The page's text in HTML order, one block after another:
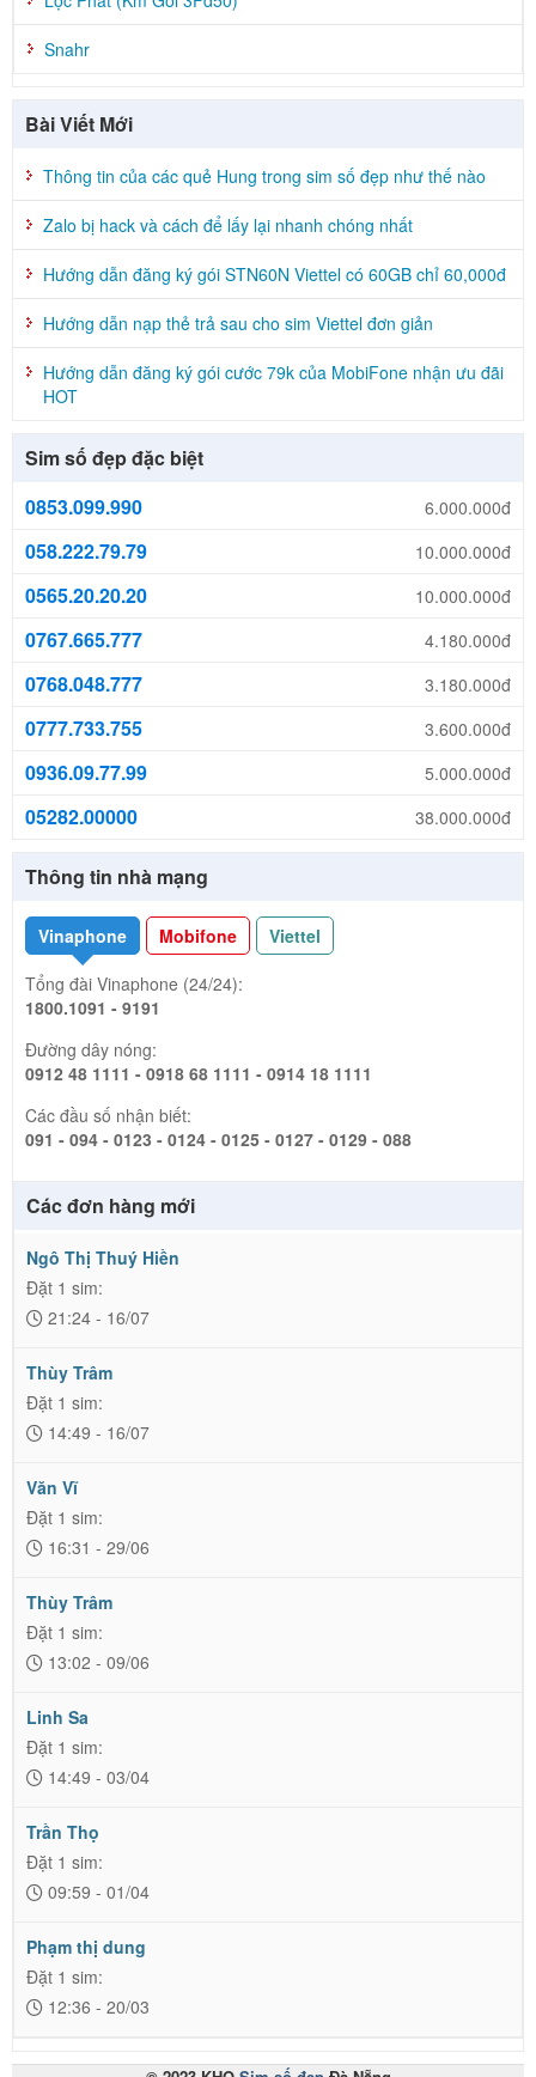
Snahr
Bài Viết Mới
Thông tin của các quẻ Hung trong sim số đẹp như thế nào
Zalo bị hack và cách để lấy lại nhanh chóng nhất
Hướng dẫn đăng ký gói STN60N Viettel có 60GB chỉ 60,000đ
Hướng dẫn nạp thẻ trả sau cho sim Viettel đơn giản
Hướng dẫn đăng ký gói cước 79k của MobiFone nhận ưu đãi
HOT
Sim số đẹp đặc biệt
0853.099.990
6.000.000đ
058.222.79.79 10.000.000đ
0565.20.20.20 10.000.000đ
0767.665.777 4.180.000đ
0768.048.777 3.180.000đ
0777.733.755 3.600.000đ
0936.09.77.99 5.000.000đ
05282.00000 38.000.000đ
Thông tin nhà mạng
Vinaphone Mobifone
Viettel
Tổng đài Vinaphone (24/24):
1800.1091 - 9191
Đường dây nóng:
0912 48 1111 - 0918 68 1111 - 0914 18 1111
Các đầu số nhận biết:
091 - 094 - 0123 - 0124 - 0125 - 0127 - 0129 - 088
Các đơn hàng mới
Ngô Thị Thuý Hiền
Đặt 1 sim:
21:24 - 16/07
Thùy Trâm
Đặt 1 sim:
14:49 - 16/07
Văn Vĩ
Đặt 1 sim:
16:31 - 29/06
Thùy Trâm
Đặt 1 sim:
13:02 - 09/06
Linh Sa
Đặt 1 sim:
14:49 - 03/04
Trần Thọ
Đặt 1 sim:
09:59 - 01/04
Phạm thị dung
Đặt 1 sim:
12:36 - 20/03